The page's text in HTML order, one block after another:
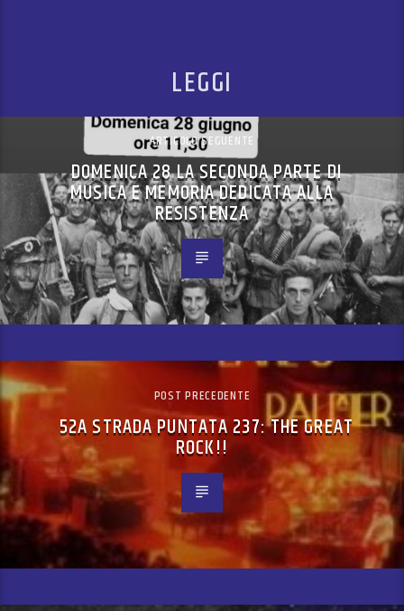
LEGGI
ARTICOLO SEGUENTE
DOMENICA 28 LA SECONDA PARTE DI
MUSICA E MEMORIA DEDICATA ALLA
RESISTENZA
POST PRECEDENTE
52A STRADA PUNTATA 237: THE GREAT
ROCK!!